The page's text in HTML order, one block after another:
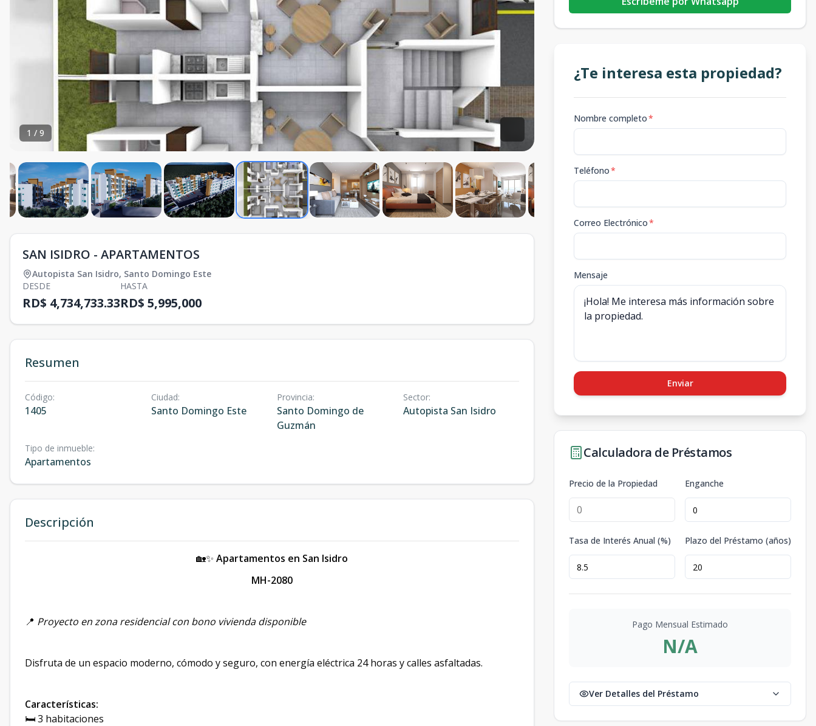
1 / 9
SAN ISIDRO - APARTAMENTOS
Autopista San Isidro, Santo Domingo Este
DESDE
RD$ 4,734,733.33
HASTA
RD$ 5,995,000
Resumen
Código:
1405
Ciudad:
Santo Domingo Este
Provincia:
Santo Domingo de
Guzmán
Sector:
Autopista San Isidro
Tipo de inmueble:
Apartamentos
Descripción
🏡✨ Apartamentos en San Isidro
MH-2080
📍 Proyecto en zona residencial con bono vivienda disponible
Disfruta de un espacio moderno, cómodo y seguro, con energía eléctrica 24 horas y calles asfaltadas.
Características:
🛏 3 habitaciones
¿Te interesa esta propiedad?
Nombre completo*
Teléfono*
Correo Electrónico*
Mensaje
Enviar
Calculadora de Préstamos
Precio de la Propiedad Enganche
Tasa de Interés Anual (%) Plazo del Préstamo (años)
Pago Mensual Estimado
N/A
Ver Detalles del Préstamo